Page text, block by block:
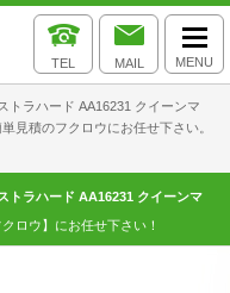
トラハード AA16231 クイーンマ
見積のフクロウにお任せ下さい。
TEL MAIL MENU
トラハード AA16231 クイーンマ
ロウ】にお任せ下さい！